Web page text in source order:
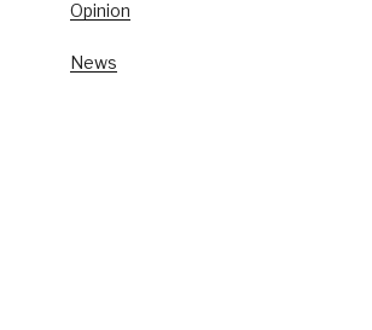
Opinion
News